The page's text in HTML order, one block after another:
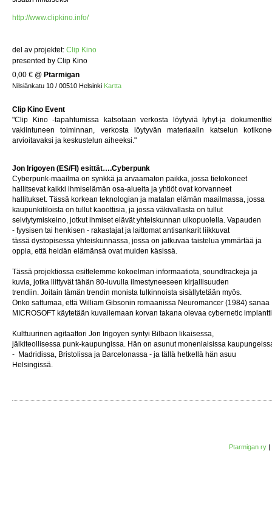
http://www.clipkino.info/
del av projektet: Clip Kino
presented by Clip Kino
0,00 € @ Ptarmigan
Nilsiänkatu 10 / 00510 Helsinki Kartta
Clip Kino Event
"Clip Kino -tapahtumissa katsotaan verkosta löytyviä lyhyt-ja
vakiintuneen toiminnan, verkosta löytyvän materiaalin katselun
arvioitavaksi ja keskustelun aiheeksi."
Jon Irigoyen (ES/FI) esittät….Cyberpunk
Cyberpunk-maailma on synkkä ja arvaamaton paikka, jossa tietokoneet
hallitsevat kaikki ihmiselämän osa-alueita ja yhtiöt ovat korvanneet
hallitukset. Tässä korkean teknologian ja matalan elämän maailmassa, jossa
kaupunkitiloista on tullut kaoottisia, ja jossa väkivallasta on tullut
selviytymiskeino, jotkut ihmiset elävät yhteiskunnan ulkopuolella. Vapauden
- fyysisen tai henkisen - rakastajat ja laittomat antisankarit liikkuvat
tässä dystopisessa yhteiskunnassa, jossa on jatkuvaa taistelua ymmärtää ja
oppia, että heidän elämänsä ovat muiden käsissä.
Tässä projektiossa esittelemme kokoelman informaatiota, soundtrackeja ja
kuvia, jotka liittyvät tähän 80-luvulla ilmestyneeseen kirjallisuuden
trendiin. Joitain tämän trendin monista tulkinnoista sisällytetään myös.
Onko sattumaa, että William Gibsonin romaanissa Neuromancer (1984) sanaa
MICROSOFT käytetään kuvailemaan korvan takana olevaa cybernetic
Kulttuurinen agitaattori Jon Irigoyen syntyi Bilbaon likaisessa,
jälkiteollisessa punk-kaupungissa. Hän on asunut monenlaisissa
- Madridissa, Bristolissa ja Barcelonassa - ja tällä hetkellä hän asuu
Helsingissä.
Ptarmigan ry |